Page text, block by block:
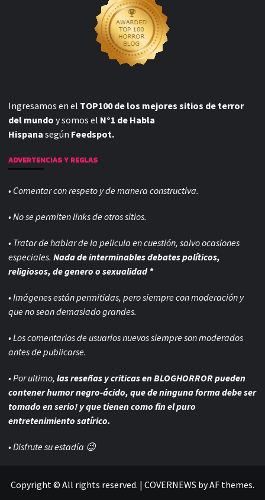
Ingresamos en el TOP100 de los mejores sitios de terror
del mundo y somos el N°1 de Habla
Hispana según Feedspot.
ADVERTENCIAS Y REGLAS
• Comentar con respeto y de manera constructiva.
• No se permiten links de otros sitios.
• Tratar de hablar de la pelicula en cuestión, salvo ocasiones
especiales. Nada de interminables debates políticos,
religiosos, de genero o sexualidad *
• Imágenes están permitidas, pero siempre conmoderación y
que no sean demasiado grandes.
• Los comentarios de usuarios nuevos siempre son moderados
antes de publicarse.
• Por ultimo, las reseñas y criticas en BLOGHORROR pueden
contener humor negro-ácido, que de ninguna forma debe ser
tomado en serio! y que tienen como fin el puro
entretenimiento satírico.
• Disfrute su estadía 😉
Copyright © All rights reserved. | COVERNEWS by AF themes.